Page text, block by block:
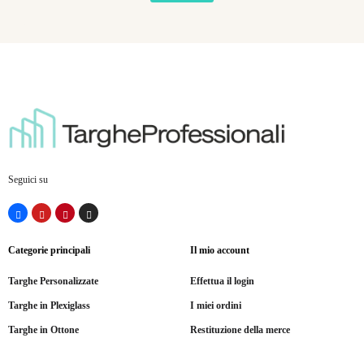
Seguici su
Categorie principali
Targhe Personalizzate
Targhe in Plexiglass
Targhe in Ottone
Il mio account
Effettua il login
I miei ordini
Restituzione della merce